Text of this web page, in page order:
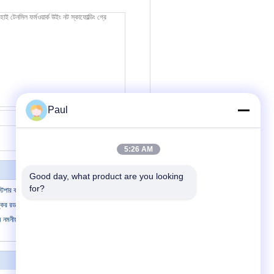
বাদাম
রড বাদাম প্লেট সুইভেল বাদাম
নমনীয় কাস্ট আয়রন হেক্স বাদাম Scaffolding Hex
Paul
5:26 AM
Good day, what product are you looking
for?